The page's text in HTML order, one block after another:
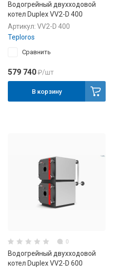
Водогрейный двухходовой
котел Duplex VV2-D 400
Артикул: VV2-D 400
Teploros
Сравнить
579 740₽/шт
В корзину
0
Водогрейный двухходовой
котел Duplex VV2-D 600